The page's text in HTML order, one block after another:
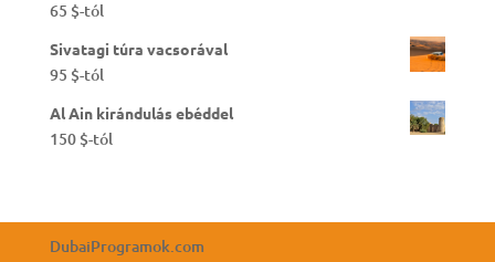
65 $-tól
Sivatagi túra vacsorával
95 $-tól
Al Ain kirándulás ebéddel
150 $-tól
DubaiProgramok.com